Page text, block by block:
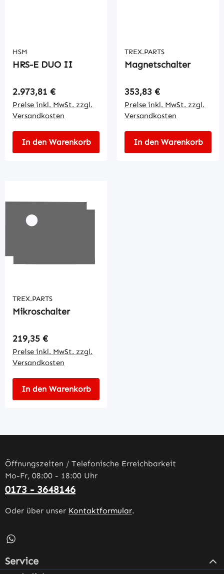
HSM
HRS-E DUO II
Regulärer Preis:
2.973,81 €
Preise inkl. MwSt. zzgl.
Versandkosten
In den Warenkorb
TREX.PARTS
Magnetschalter
Regulärer Preis:
353,83 €
Preise inkl. MwSt. zzgl.
Versandkosten
In den Warenkorb
TREX.PARTS
Mikroschalter
Regulärer Preis:
219,35 €
Preise inkl. MwSt. zzgl.
Versandkosten
In den Warenkorb
Öffnungszeiten / Telefonische Erreichbarkeit
Mo-Fr, 08:00 - 18:00 Uhr
0173 - 3648146
Oder über unser Kontaktformular.
Schreib uns auf WhatsApp – öffnet in neuem Tab
Service